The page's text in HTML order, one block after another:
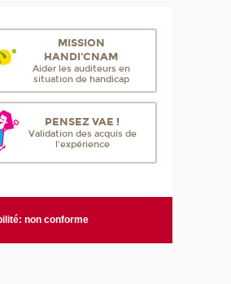
MISSION
HANDI'CNAM
Aider les auditeurs en
situation de handicap
PENSEZ VAE !
Validation des acquis de
l'expérience
non conforme